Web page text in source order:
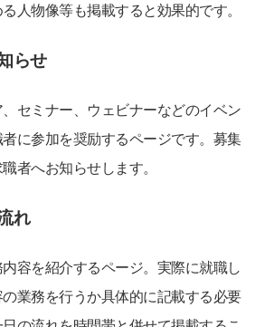
人物像等も掲載すると効果的です。
らせ
セミナー、ウェビナーなどのイベン
者に参加を奨励するページです。募集
者へお知らせします。
れ
容を紹介するページ。実際に就職し
業務を行うか具体的に記載する必要